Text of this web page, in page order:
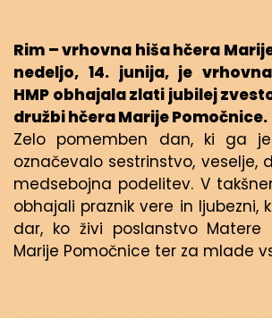
Rim – vrhovna hiša hčera
nedeljo, 14. junija, je
HMP obhajala zlati jubilej
družbi hčera Marije Pomočnice.
Zelo pomemben dan, ki ga
označevalo sestrinstvo, veselje,
medsebojna podelitev. V
obhajali praznik vere in ljubezni,
dar, ko živi poslanstvo Matere
Marije Pomočnice ter za mlade